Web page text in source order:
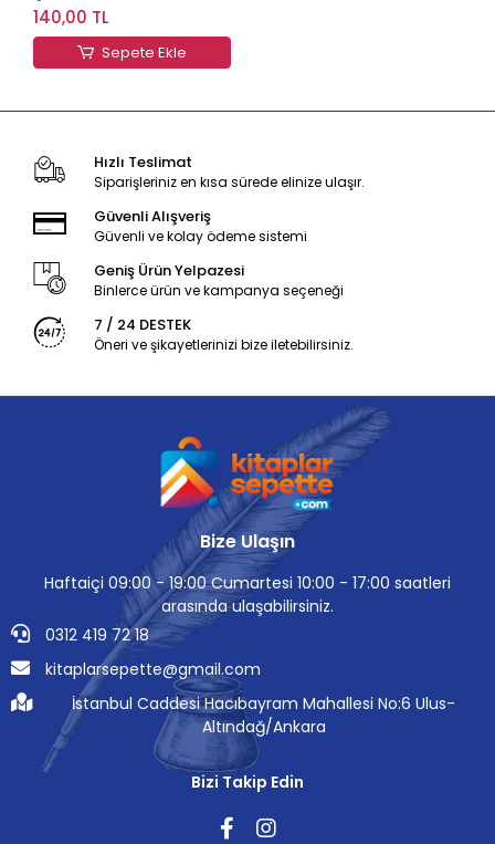
140,00 TL
Sepete Ekle
Hızlı Teslimat
Siparişleriniz en kısa sürede elinize ulaşır.
Güvenli Alışveriş
Güvenli ve kolay ödeme sistemi
Geniş Ürün Yelpazesi
Binlerce ürün ve kampanya seçeneği
7 / 24 DESTEK
Öneri ve şikayetlerinizi bize iletebilirsiniz.
Bize Ulaşın
Haftaiçi 09:00 - 19:00 Cumartesi 10:00 - 17:00 saatleri
arasında ulaşabilirsiniz.
0312 419 72 18
kitaplarsepette@gmail.com
İstanbul Caddesi Hacıbayram Mahallesi No:6 Ulus-
Altındağ/Ankara
Bizi Takip Edin